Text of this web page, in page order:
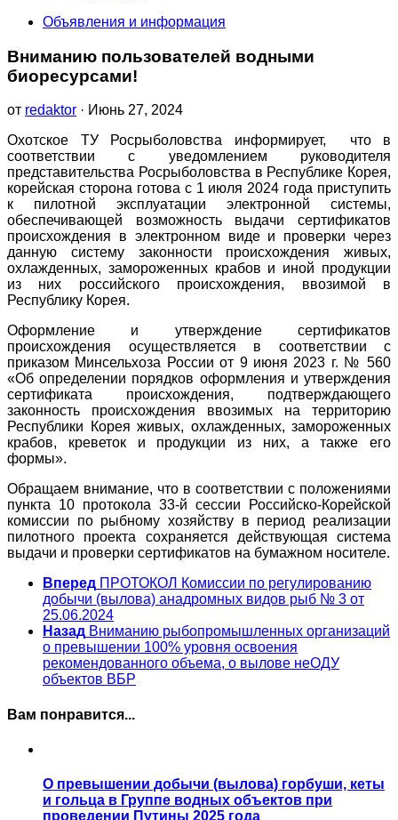
Объявления и информация
Вниманию пользователей водными
биоресурсами!
от redaktor · Июнь 27, 2024
Охотское ТУ Росрыболовства информирует, что в
соответствии с уведомлением руководителя
представительства Росрыболовства в Республике Корея,
корейская сторона готова с 1 июля 2024 года приступить
к пилотной эксплуатации электронной системы,
обеспечивающей возможность выдачи сертификатов
происхождения в электронном виде и проверки через
данную систему законности происхождения живых,
охлажденных, замороженных крабов и иной продукции
из них российского происхождения, ввозимой в
Республику Корея.
Оформление и утверждение сертификатов
происхождения осуществляется в соответствии с
приказом Минсельхоза России от 9 июня 2023 г. № 560
«Об определении порядков оформления и утверждения
сертификата происхождения, подтверждающего
законность происхождения ввозимых на территорию
Республики Корея живых, охлажденных, замороженных
крабов, креветок и продукции из них, а также его
формы».
Обращаем внимание, что в соответствии с положениями
пункта 10 протокола 33-й сессии Российско-Корейской
комиссии по рыбному хозяйству в период реализации
пилотного проекта сохраняется действующая система
выдачи и проверки сертификатов на бумажном носителе.
Вперед ПРОТОКОЛ Комиссии по регулированию
добычи (вылова) анадромных видов рыб № 3 от
25.06.2024
Назад Вниманию рыбопромышленных организаций
о превышении 100% уровня освоения
рекомендованного объема, о вылове неОДУ
объектов ВБР
Вам понравится...
О превышении добычи (вылова) горбуши, кеты
и гольца в Группе водных объектов при
проведении Путины 2025 года